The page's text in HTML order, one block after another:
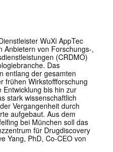
WuXi AppTec
Anbietern von Forschungs-,
(CRDMO)
Das
entlang der gesamten
frühen Wirkstoffforschung
Entwicklung bis hin zur
stark wissenschaftlich
Vergangenheit durch
aufgebaut. Aus dem
bei München soll das
für Drugdiscovery
Yang, PhD, Co-CEO von